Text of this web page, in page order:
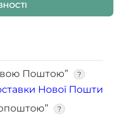
Поштою”
?
Нової Пошти
?